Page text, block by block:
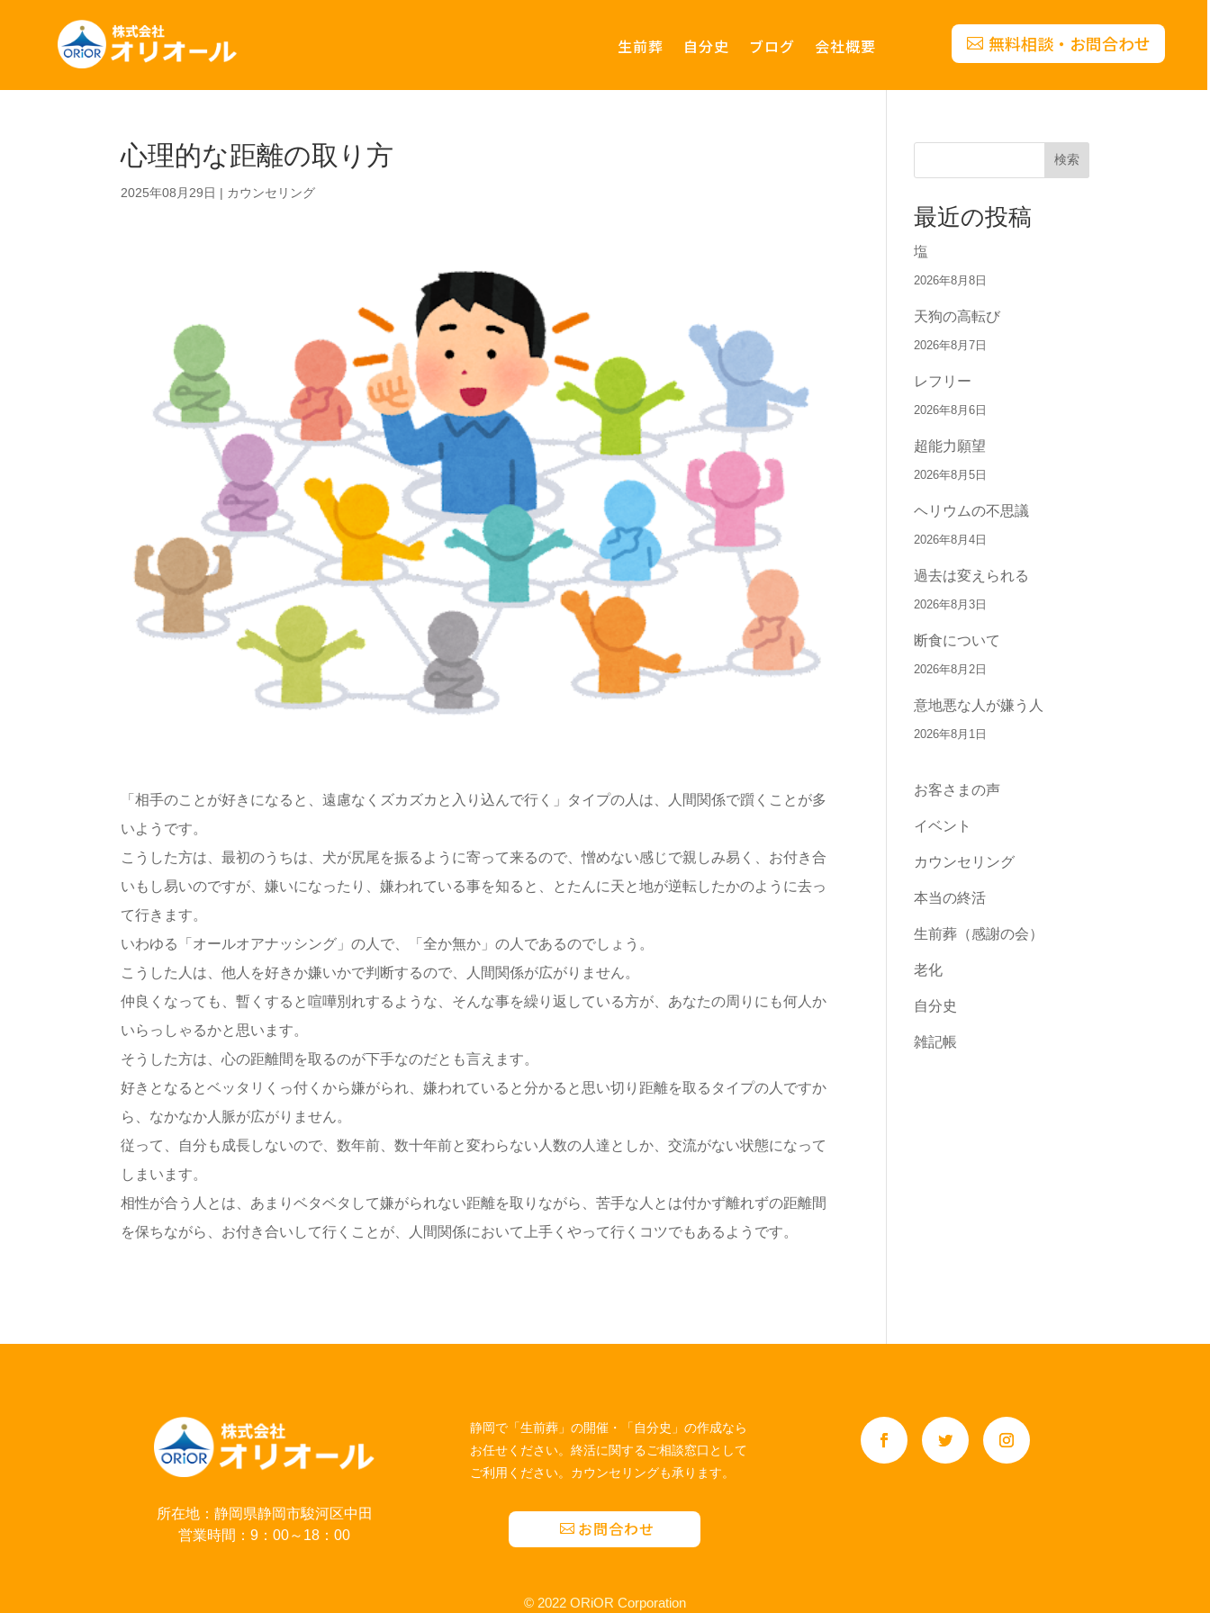
生前葬 自分史 ブログ 会社概要 無料相談・お問合わせ
心理的な距離の取り方
2025年08月29日 | カウンセリング
「相手のことが好きになると、遠慮なくズカズカと入り込んで行く」タイプの人は、人間関係で躓くことが多
いようです。
こうした方は、最初のうちは、犬が尻尾を振るように寄って来るので、憎めない感じで親しみ易く、お付き合
いもし易いのですが、嫌いになったり、嫌われている事を知ると、とたんに天と地が逆転したかのように去っ
て行きます。
いわゆる「オールオアナッシング」の人で、「全か無か」の人であるのでしょう。
こうした人は、他人を好きか嫌いかで判断するので、人間関係が広がりません。
仲良くなっても、暫くすると喧嘩別れするような、そんな事を繰り返している方が、あなたの周りにも何人か
いらっしゃるかと思います。
そうした方は、心の距離間を取るのが下手なのだとも言えます。
好きとなるとベッタリくっ付くから嫌がられ、嫌われていると分かると思い切り距離を取るタイプの人ですか
ら、なかなか人脈が広がりません。
従って、自分も成長しないので、数年前、数十年前と変わらない人数の人達としか、交流がない状態になって
しまいます。
相性が合う人とは、あまりベタベタして嫌がられない距離を取りながら、苦手な人とは付かず離れずの距離間
を保ちながら、お付き合いして行くことが、人間関係において上手くやって行くコツでもあるようです。
検索
最近の投稿
塩
2026年8月8日
天狗の高転び
2026年8月7日
レフリー
2026年8月6日
超能力願望
2026年8月5日
ヘリウムの不思議
2026年8月4日
過去は変えられる
2026年8月3日
断食について
2026年8月2日
意地悪な人が嫌う人
2026年8月1日
お客さまの声
イベント
カウンセリング
本当の終活
生前葬（感謝の会）
老化
自分史
雑記帳
所在地：静岡県静岡市駿河区中田
営業時間：9：00～18：00
静岡で「生前葬」の開催・「自分史」の作成なら
お任せください。終活に関するご相談窓口として
ご利用ください。カウンセリングも承ります。
お問合わせ
© 2022 ORiOR Corporation